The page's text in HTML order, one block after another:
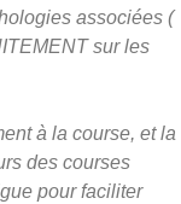
associées (
sur les
à la course, et la
des courses
pour faciliter